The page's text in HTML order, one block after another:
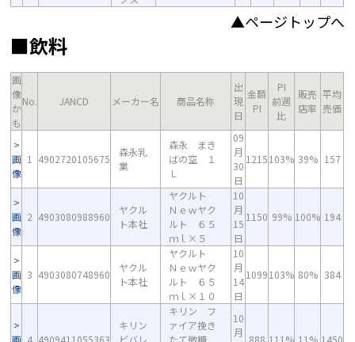
▲ページトップへ
■飲料
画
像
か
も
No. JANCD メーカー名 商品名称
出
現
日
金額
PI
PI
前週
比
販売
店率
平均
売価
画
像
1 4902720105675
森永乳
業
森永 まき
ばの空 １
Ｌ
09
月
30
日
1215103% 39% 157
画
像
2 4903080988960
ヤクル
ト本社
ヤクルト
Ｎｅｗヤク
ルト ６５
ｍｌ×５
10
月
15
日
1150 99% 100% 194
画
像
3 4903080748960
ヤクル
ト本社
ヤクルト
Ｎｅｗヤク
ルト ６５
ｍｌ×１０
10
月
14
日
1099103% 80% 384
画 4 4909411055363
キリン
ビバレ
キリン フ
ァイア挽き
たて微糖
10
月
888 111% 11% 1450